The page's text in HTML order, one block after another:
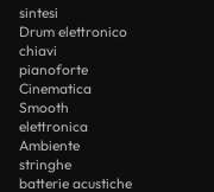
sintesi
Drum elettronico
chiavi
pianoforte
Cinematica
Smooth
elettronica
Ambiente
stringhe
batterie acustiche